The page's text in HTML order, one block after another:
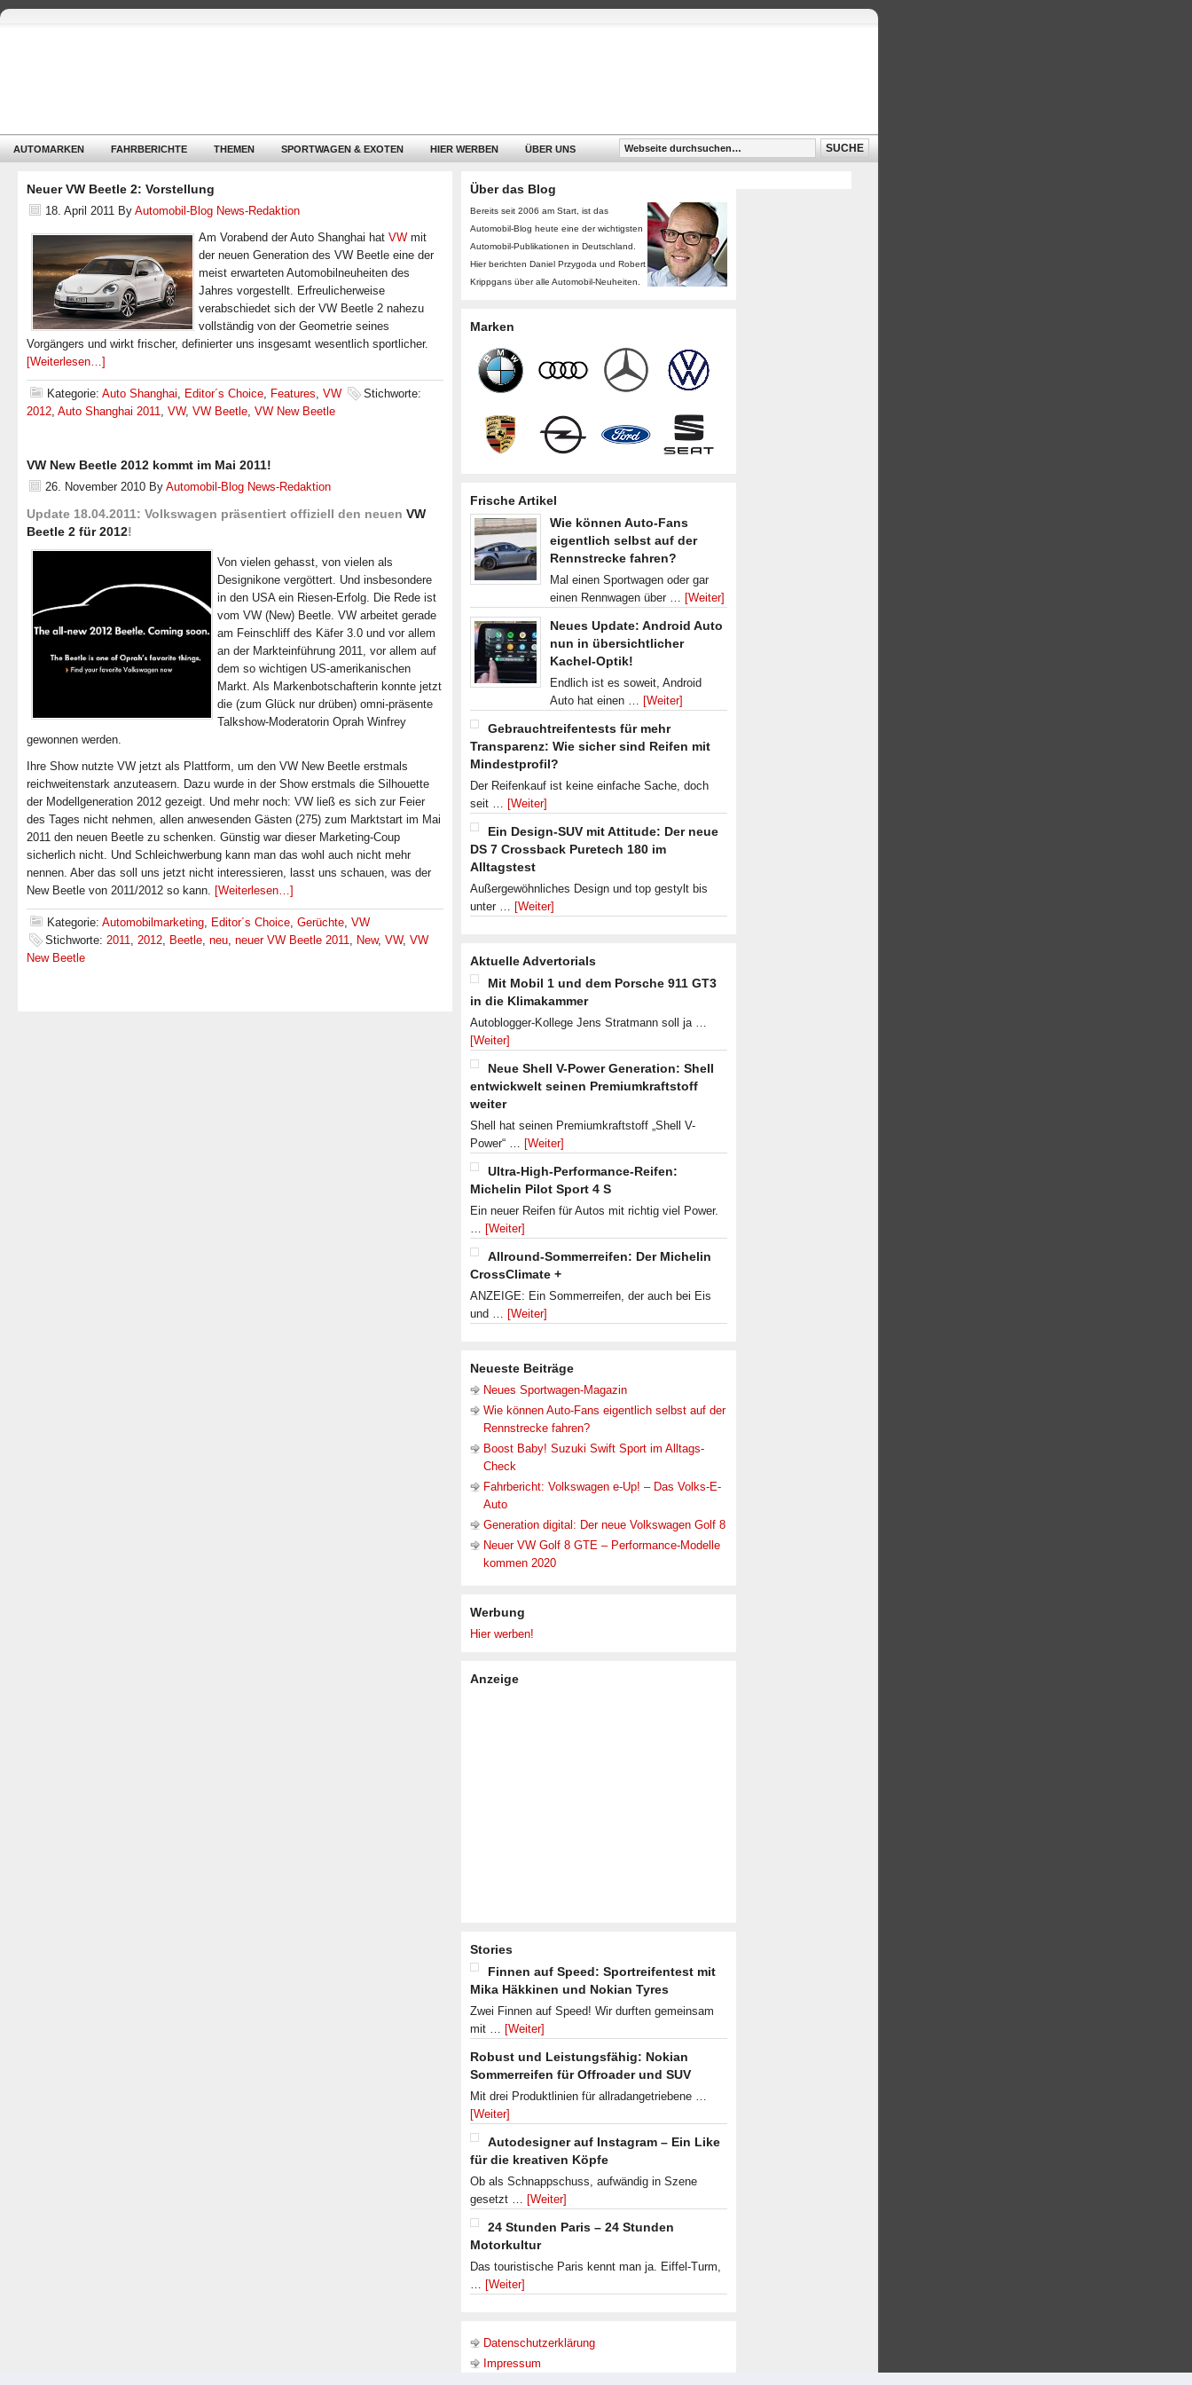
AUTOMARKEN FAHRBERICHTE THEMEN SPORTWAGEN & EXOTEN HIER WERBEN ÜBER UNS
Neuer VW Beetle 2: Vorstellung
18. April 2011 By Automobil-Blog News-Redaktion
Am Vorabend der Auto Shanghai hat VW mit
der neuen Generation des VW Beetle eine der
meist erwarteten Automobilneuheiten des
Jahres vorgestellt. Erfreulicherweise
verabschiedet sich der VW Beetle 2 nahezu
vollständig von der Geometrie seines
Vorgängers und wirkt frischer, definierter uns insgesamt wesentlich sportlicher.
[Weiterlesen…]
Kategorie: Auto Shanghai, Editor´s Choice, Features, VW
Stichworte:
2012, Auto Shanghai 2011, VW, VW Beetle, VW New Beetle
VW New Beetle 2012 kommt im Mai 2011!
26. November 2010 By Automobil-Blog News-Redaktion
Update 18.04.2011: Volkswagen präsentiert offiziell den neuen VW
Beetle 2 für 2012!
Von vielen gehasst, von vielen als
Designikone vergöttert. Und insbesondere
in den USA ein Riesen-Erfolg. Die Rede ist
vom VW (New) Beetle. VW arbeitet gerade
am Feinschliff des Käfer 3.0 und vor allem
an der Markteinführung 2011, vor allem auf
dem so wichtigen US-amerikanischen
Markt. Als Markenbotschafterin konnte jetzt
die (zum Glück nur drüben) omni-präsente
Talkshow-Moderatorin Oprah Winfrey
gewonnen werden.
Ihre Show nutzte VW jetzt als Plattform, um den VW New Beetle erstmals
reichweitenstark anzuteasern. Dazu wurde in der Show erstmals die Silhouette
der Modellgeneration 2012 gezeigt. Und mehr noch: VW ließ es sich zur Feier
des Tages nicht nehmen, allen anwesenden Gästen (275) zum Marktstart im Mai
2011 den neuen Beetle zu schenken. Günstig war dieser Marketing-Coup
sicherlich nicht. Und Schleichwerbung kann man das wohl auch nicht mehr
nennen. Aber das soll uns jetzt nicht interessieren, lasst uns schauen, was der
New Beetle von 2011/2012 so kann. [Weiterlesen…]
Kategorie: Automobilmarketing, Editor´s Choice, Gerüchte, VW
Stichworte: 2011, 2012, Beetle, neu, neuer VW Beetle 2011, New, VW, VW
New Beetle
Über das Blog
Bereits seit 2006 am Start, ist das
Automobil-Blog heute eine der wichtigsten
Automobil-Publikationen in Deutschland.
Hier berichten Daniel Przygoda und Robert
Krippgans über alle Automobil-Neuheiten.
Marken
Frische Artikel
Wie können Auto-Fans
eigentlich selbst auf der
Rennstrecke fahren?
Mal einen Sportwagen oder gar
einen Rennwagen über … [Weiter]
Neues Update: Android Auto
nun in übersichtlicher
Kachel-Optik!
Endlich ist es soweit, Android
Auto hat einen … [Weiter]
Gebrauchtreifentests für mehr
Transparenz: Wie sicher sind Reifen mit
Mindestprofil?
Der Reifenkauf ist keine einfache Sache, doch
seit … [Weiter]
Ein Design-SUV mit Attitude: Der neue
DS 7 Crossback Puretech 180 im
Alltagstest
Außergewöhnliches Design und top gestylt bis
unter … [Weiter]
Aktuelle Advertorials
Mit Mobil 1 und dem Porsche 911 GT3
in die Klimakammer
Autoblogger-Kollege Jens Stratmann soll ja …
[Weiter]
Neue Shell V-Power Generation: Shell
entwickwelt seinen Premiumkraftstoff
weiter
Shell hat seinen Premiumkraftstoff „Shell V-
Power“ … [Weiter]
Ultra-High-Performance-Reifen:
Michelin Pilot Sport 4 S
Ein neuer Reifen für Autos mit richtig viel Power.
… [Weiter]
Allround-Sommerreifen: Der Michelin
CrossClimate +
ANZEIGE: Ein Sommerreifen, der auch bei Eis
und … [Weiter]
Neueste Beiträge
Neues Sportwagen-Magazin
Wie können Auto-Fans eigentlich selbst auf der
Rennstrecke fahren?
Boost Baby! Suzuki Swift Sport im Alltags-
Check
Fahrbericht: Volkswagen e-Up! – Das Volks-E-
Auto
Generation digital: Der neue Volkswagen Golf 8
Neuer VW Golf 8 GTE – Performance-Modelle
kommen 2020
Werbung
Hier werben!
Anzeige
Stories
Finnen auf Speed: Sportreifentest mit
Mika Häkkinen und Nokian Tyres
Zwei Finnen auf Speed! Wir durften gemeinsam
mit … [Weiter]
Robust und Leistungsfähig: Nokian
Sommerreifen für Offroader und SUV
Mit drei Produktlinien für allradangetriebene …
[Weiter]
Autodesigner auf Instagram – Ein Like
für die kreativen Köpfe
Ob als Schnappschuss, aufwändig in Szene
gesetzt … [Weiter]
24 Stunden Paris – 24 Stunden
Motorkultur
Das touristische Paris kennt man ja. Eiffel-Turm,
… [Weiter]
Datenschutzerklärung
Impressum